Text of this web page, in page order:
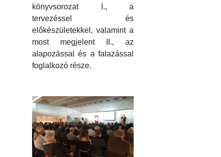
könyvsorozat I., a
tervezéssel és
előkészületekkel, valamint a
most megjelent II., az
alapozással és a falazással
foglalkozó része.